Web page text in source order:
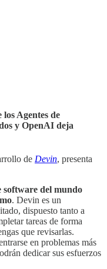
Agentes de
y OpenAI deja
de Devin, presenta
software del mundo
.‍ Devin es un
dispuesto tanto a
tareas de forma
que revisarlas.
en problemas más
dedicar sus esfuerzos